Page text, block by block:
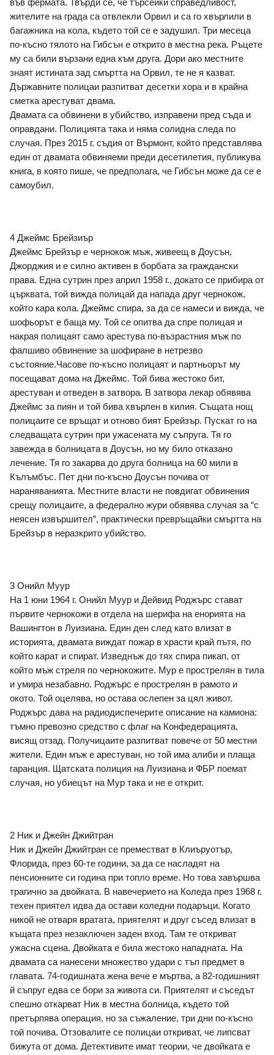
във фермата. Твърди се, че търсейки справедливост,
жителите на града са отвлекли Орвил и са го хвърлили в
багажника на кола, където той се е задушил. Три месеца
по-късно тялото на Гибсън е открито в местна река. Ръцете
му са били вързани една към друга. Дори ако местните
знаят истината зад смъртта на Орвил, те не я казват.
Държавните полицаи разпитват десетки хора и в крайна
сметка арестуват двама.
Двамата са обвинени в убийство, изправени пред съда и
оправдани. Полицията така и няма солидна следа по
случая. През 2015 г. съдия от Върмонт, който представлява
един от двамата обвиняеми преди десетилетия, публикува
книга, в която пише, че предполага, че Гибсън може да се е
самоубил.
4 Джеймс Брейзиър
Джеймс Брейзър е чернокож мъж, живеещ в Доусън,
Джорджия и е силно активен в борбата за граждански
права. Една сутрин през април 1958 г., докато се прибира от
църквата, той вижда полицай да напада друг чернокож,
който кара кола. Джеймс спира, за да се намеси и вижда, че
шофьорът е баща му. Той се опитва да спре полицая и
накрая полицаят само арестува по-възрастния мъж по
фалшиво обвинение за шофиране в нетрезво
състояние.Часове по-късно полицаят и партньорът му
посещават дома на Джеймс. Той бива жестоко бит,
арестуван и отведен в затвора. В затвора лекар обявява
Джеймс за пиян и той бива хвърлен в килия. Същата нощ
полицаите се връщат и отново бият Брейзър. Пускат го на
следващата сутрин при ужасената му съпруга. Тя го
завежда в болницата в Доусън, но му било отказано
лечение. Тя го закарва до друга болница на 60 мили в
Кълъмбъс. Пет дни по-късно Доусън почива от
нараняванията. Местните власти не повдигат обвинения
срещу полицаите, а федерално жури обявява случая за “с
неясен извършител”, практически превръщайки смъртта на
Брейзър в неразкрито убийство.
3 Онийл Муур
На 1 юни 1964 г. Онийл Муур и Дейвид Роджърс стават
първите чернокожи в отдела на шерифа на енорията на
Вашингтон в Луизиана. Един ден след като влизат в
историята, двамата виждат пожар в храсти край пътя, по
който карат и спират. Изведнъж до тях спира пикап, от
който мъж стреля по чернокожите. Мур е прострелян в тила
и умира незабавно. Роджърс е прострелян в рамото и
окото. Той оцелява, но остава ослепен за цял живот.
Роджърс дава на радиодиспечерите описание на камиона:
тъмно превозно средство с флаг на Конфедерацията,
висящ отзад. Получицаите разпитват повече от 50 местни
жители. Един мъж е арестуван, но той има алиби и плаща
гаранция. Щатската полиция на Луизиана и ФБР поемат
случая, но убиецът на Мур така и не е открит.
2 Ник и Джейн Джийтран
Ник и Джейн Джийтран се преместват в Клиъруотър,
Флорида, през 60-те години, за да се насладят на
пенсионните си година при топло време. Но това завършва
трагично за двойката. В навечерието на Коледа през 1968 г.
техен приятел идва да остави коледни подаръци. Когато
никой не отваря вратата, приятелят и друг съсед влизат в
къщата през незаключен заден вход. Там те откриват
ужасна сцена. Двойката е била жестоко нападната. На
двамата са нанесени множество удари с тъп предмет в
главата. 74-годишната жена вече е мъртва, а 82-годишният
й съпруг едва се бори за живота си. Приятелят и съседът
спешно откарват Ник в местна болница, където той
претърпява операция, но за съжаление, три дни по-късно
той почива. Отзовалите се полицаи откриват, че липсват
бижута от дома. Детективите имат теории, че двойката е